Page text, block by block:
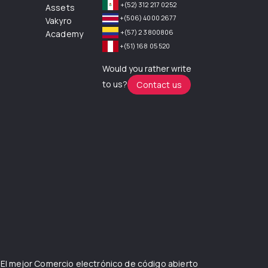
Assets
Vakyro
Academy
+(52) 312 217 0252
+(506) 4000 2677
+(57) 2 3800806
+(51) 168 05 520
Would you rather write
to us?
Contact us
mejor Comercio electrónico de código abierto